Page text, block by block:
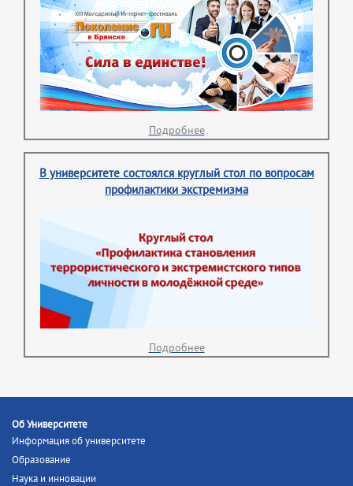
Подробнее
В университете состоялся круглый стол по вопросам
профилактики экстремизма
Подробнее
Об Университете
Информация об университете
Образование
Наука и инновации